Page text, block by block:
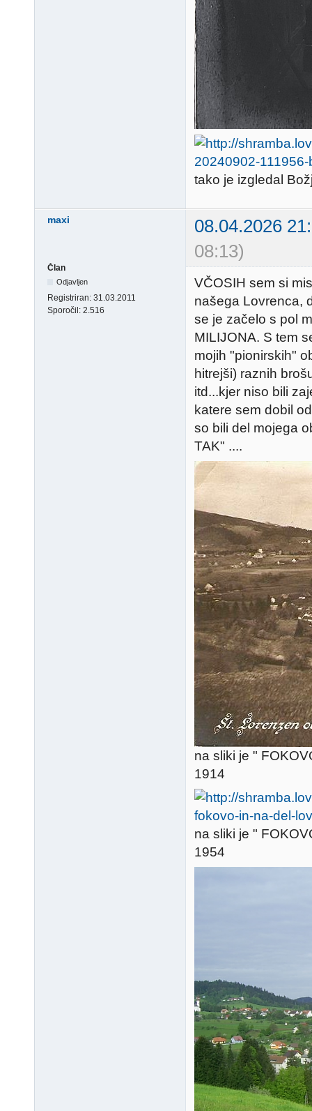
tako je izgledal
maxi
08.04.2026
08:13)
Član
Odjavljen
Registriran: 31.03.2011
Sporočil: 2.516
VČOSIH sem si
našega Lovrenca,
se je začelo s pol
MILIJONA. S tem
mojih "pionirskih"
hitrejši) raznih
itd...kjer niso bili
katere sem dobil
so bili del mojega
TAK" ....
na sliki je "
1914
na sliki je "
1954